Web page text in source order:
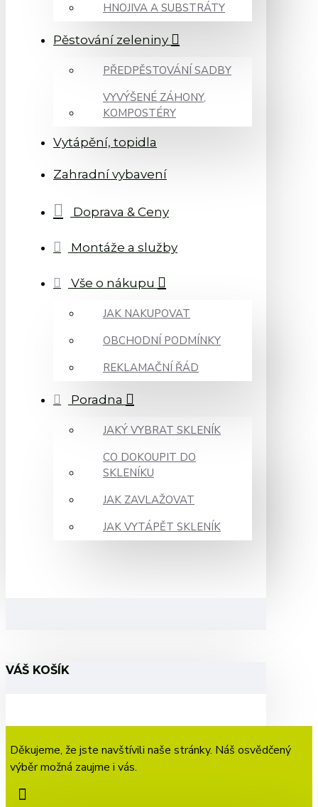
HNOJIVA A SUBSTRÁTY
Pěstování zeleniny
PŘEDPĚSTOVÁNÍ SADBY
VYVÝŠENÉ ZÁHONY,
KOMPOSTÉRY
Vytápění, topidla
Zahradní vybavení
Doprava & Ceny
Montáže a služby
Vše o nákupu
JAK NAKUPOVAT
OBCHODNÍ PODMÍNKY
REKLAMAČNÍ ŘÁD
Poradna
JAKÝ VYBRAT SKLENÍK
CO DOKOUPIT DO
SKLENÍKU
JAK ZAVLAŽOVAT
JAK VYTÁPĚT SKLENÍK
VÁŠ KOŠÍK
Děkujeme, že jste navštívili naše stránky. Náš osvědčený
výběr možná zaujme i vás.